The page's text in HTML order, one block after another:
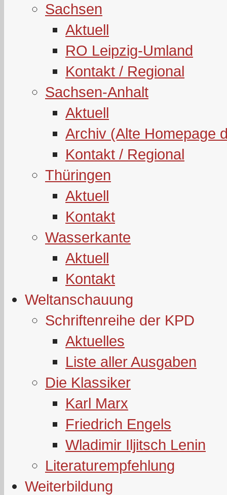
Sachsen
Aktuell
RO Leipzig-Umland
Kontakt / Regional
Sachsen-Anhalt
Aktuell
Archiv (Alte Homepage
Kontakt / Regional
Thüringen
Aktuell
Kontakt
Wasserkante
Aktuell
Kontakt
Weltanschauung
Schriftenreihe der KPD
Aktuelles
Liste aller Ausgaben
Die Klassiker
Karl Marx
Friedrich Engels
Wladimir Iljitsch Lenin
Literaturempfehlung
Weiterbildung